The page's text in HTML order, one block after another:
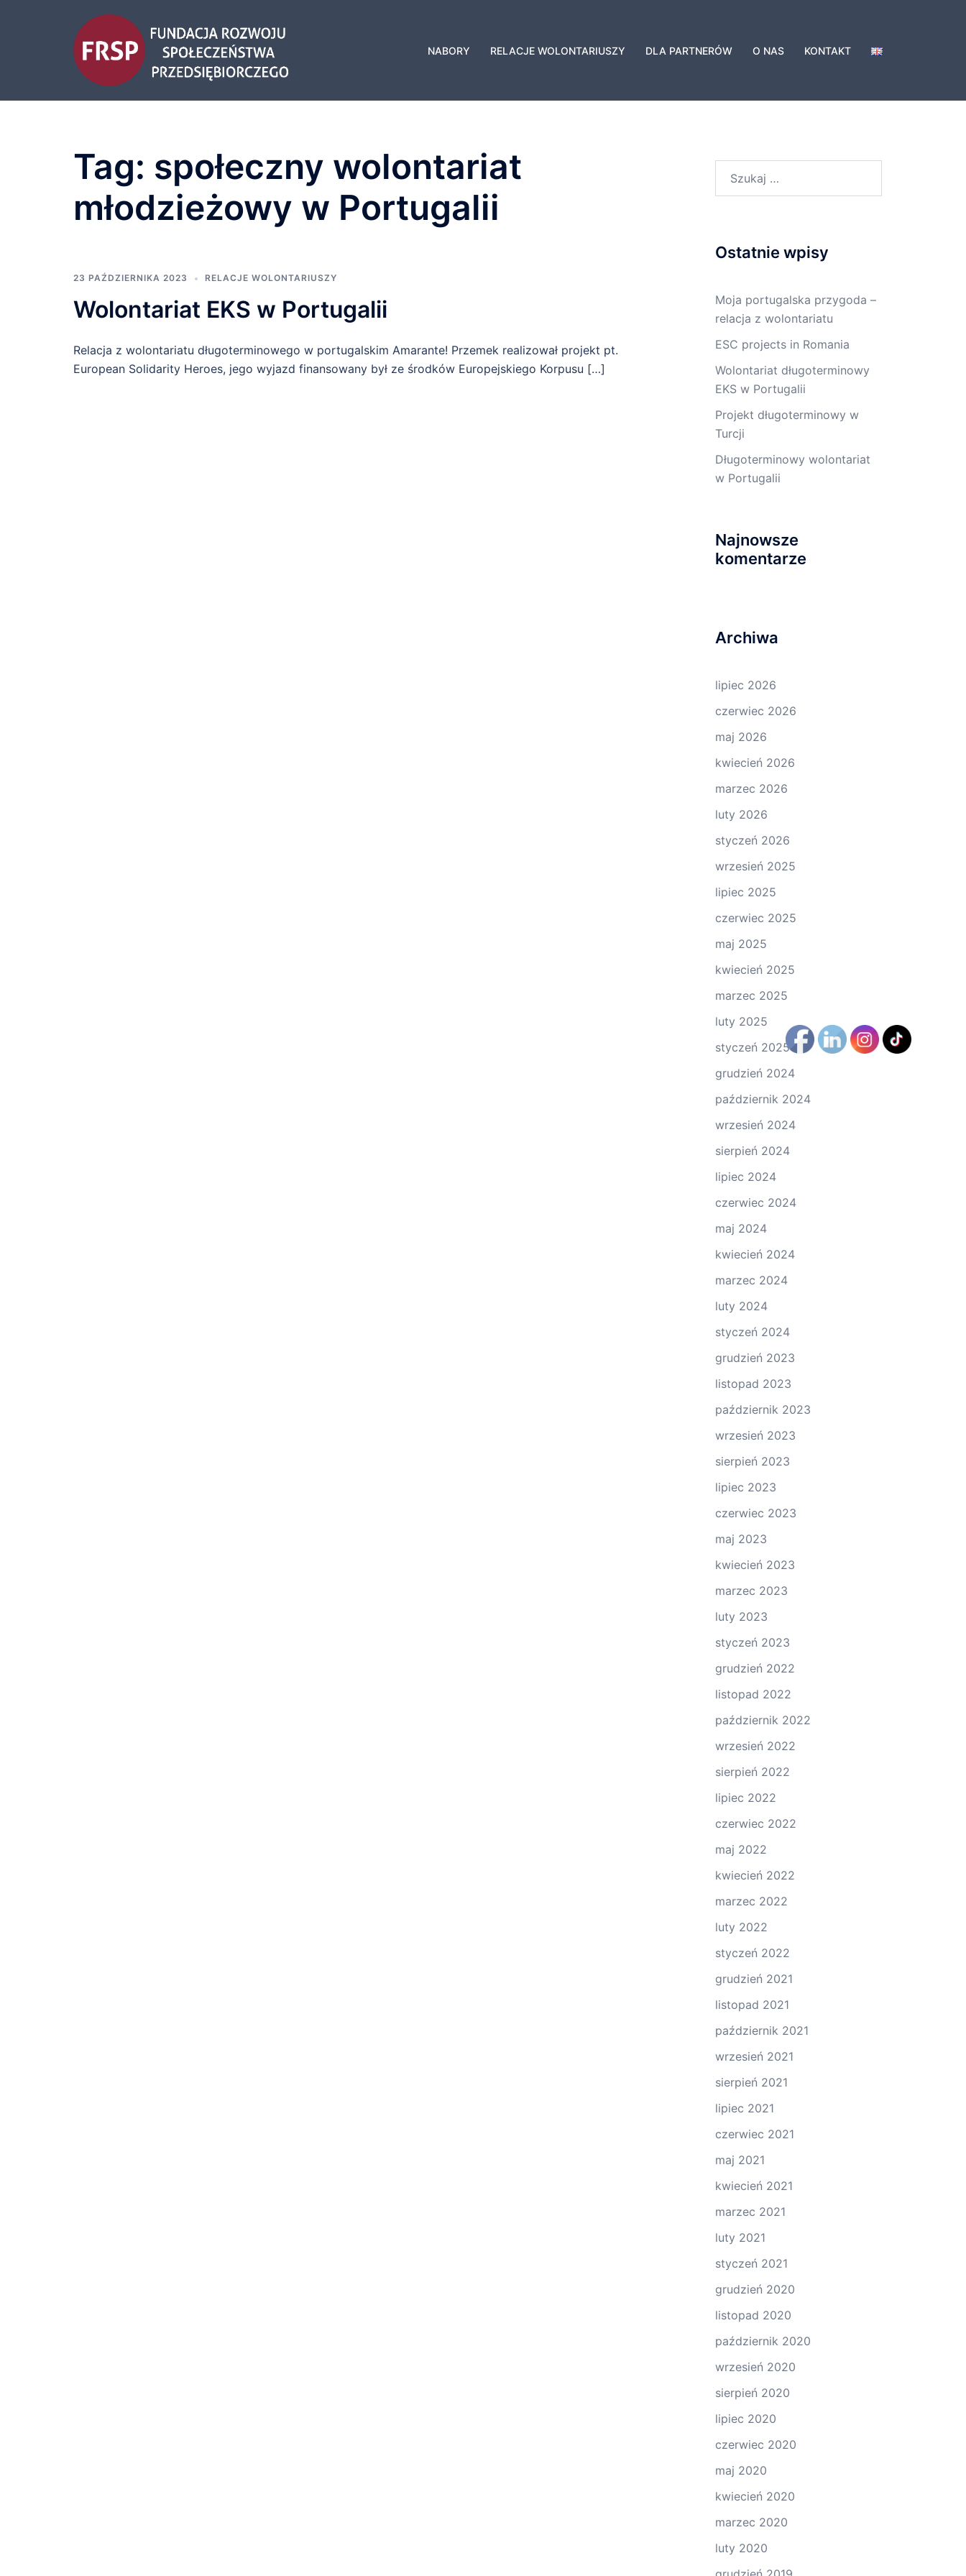
NABORY RELACJE WOLONTARIUSZY DLA PARTNERÓW O NAS KONTAKT
Tag: społeczny wolontariat
młodzieżowy w Portugalii
23 PAŹDZIERNIKA 2023 RELACJE WOLONTARIUSZY
Wolontariat EKS w Portugalii
Relacja z wolontariatu długoterminowego w portugalskim Amarante! Przemek realizował projekt pt.
European Solidarity Heroes, jego wyjazd finansowany był ze środków Europejskiego Korpusu […]
Ostatnie wpisy
Moja portugalska przygoda –
relacja z wolontariatu
ESC projects in Romania
Wolontariat długoterminowy
EKS w Portugalii
Projekt długoterminowy w
Turcji
Długoterminowy wolontariat
w Portugalii
Najnowsze
komentarze
Archiwa
lipiec 2026
czerwiec 2026
maj 2026
kwiecień 2026
marzec 2026
luty 2026
styczeń 2026
wrzesień 2025
lipiec 2025
czerwiec 2025
maj 2025
kwiecień 2025
marzec 2025
luty 2025
styczeń 2025
grudzień 2024
październik 2024
wrzesień 2024
sierpień 2024
lipiec 2024
czerwiec 2024
maj 2024
kwiecień 2024
marzec 2024
luty 2024
styczeń 2024
grudzień 2023
listopad 2023
październik 2023
wrzesień 2023
sierpień 2023
lipiec 2023
czerwiec 2023
maj 2023
kwiecień 2023
marzec 2023
luty 2023
styczeń 2023
grudzień 2022
listopad 2022
październik 2022
wrzesień 2022
sierpień 2022
lipiec 2022
czerwiec 2022
maj 2022
kwiecień 2022
marzec 2022
luty 2022
styczeń 2022
grudzień 2021
listopad 2021
październik 2021
wrzesień 2021
sierpień 2021
lipiec 2021
czerwiec 2021
maj 2021
kwiecień 2021
marzec 2021
luty 2021
styczeń 2021
grudzień 2020
listopad 2020
październik 2020
wrzesień 2020
sierpień 2020
lipiec 2020
czerwiec 2020
maj 2020
kwiecień 2020
marzec 2020
luty 2020